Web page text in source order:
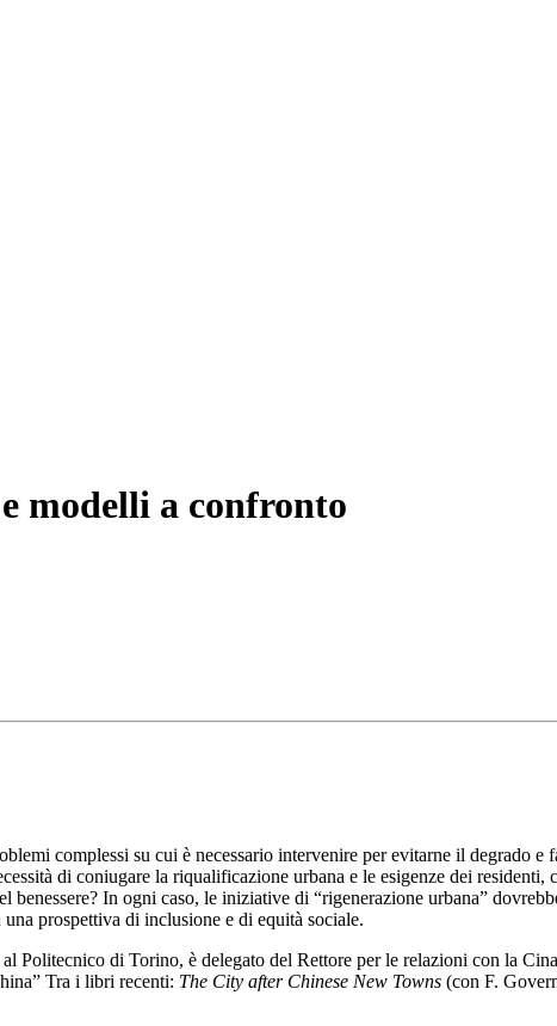
modelli a confronto
complessi su cui è necessario intervenire per evitarne il degrado
di coniugare la riqualificazione urbana e le esigenze dei
benessere? In ogni caso, le iniziative di “rigenerazione urbana”
prospettiva di inclusione e di equità sociale.
Politecnico di Torino, è delegato del Rettore per le relazioni con la
Tra i libri recenti: The City after Chinese New Towns (con F.